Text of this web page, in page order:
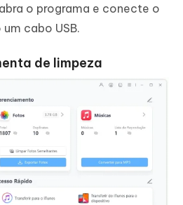
o programa e conecte o
cabo USB.
de limpeza